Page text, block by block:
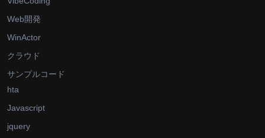
Web開発
WinActor
クラウド
サンプルコード
hta
Javascript
jquery